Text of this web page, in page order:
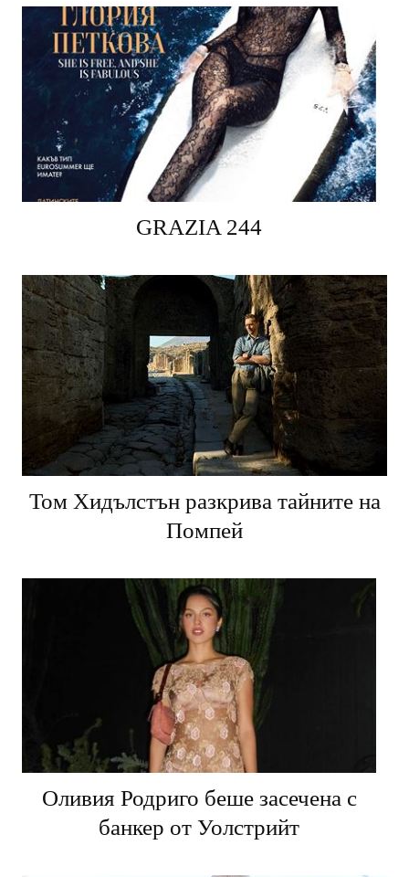
GRAZIA 244
Том Хидълстън разкрива тайните на
Помпей
Оливия Родриго беше засечена с
банкер от Уолстрийт